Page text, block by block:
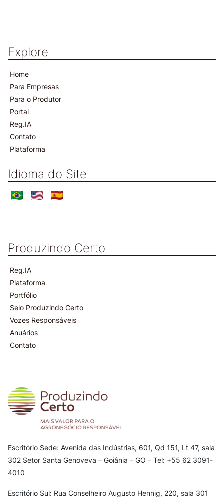
Explore
Home
Para Empresas
Para o Produtor
Portal
Reg.IA
Contato
Plataforma
Idioma do Site
Produzindo Certo
Reg.IA
Plataforma
Portfólio
Selo Produzindo Certo
Vozes Responsáveis
Anuários
Contato
Escritório Sede: Avenida das Indústrias, 601, Qd 151, Lt 47, sala
302 Setor Santa Genoveva – Goiânia – GO – Tel: +55 62 3091-
4010
Escritório Sul: Rua Conselheiro Augusto Hennig, 220, sala 301